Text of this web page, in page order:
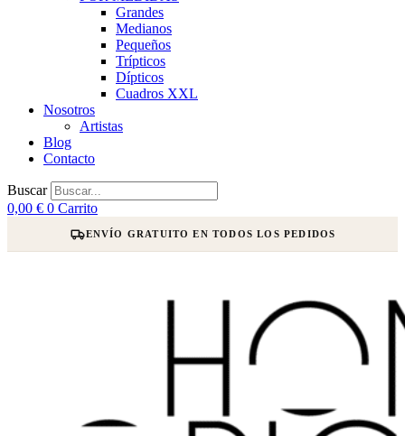
Grandes
Medianos
Pequeños
Trípticos
Dípticos
Cuadros XXL
Nosotros
Artistas
Blog
Contacto
Buscar
0,00 € 0 Carrito
ENVÍO GRATUITO EN TODOS LOS PEDIDOS